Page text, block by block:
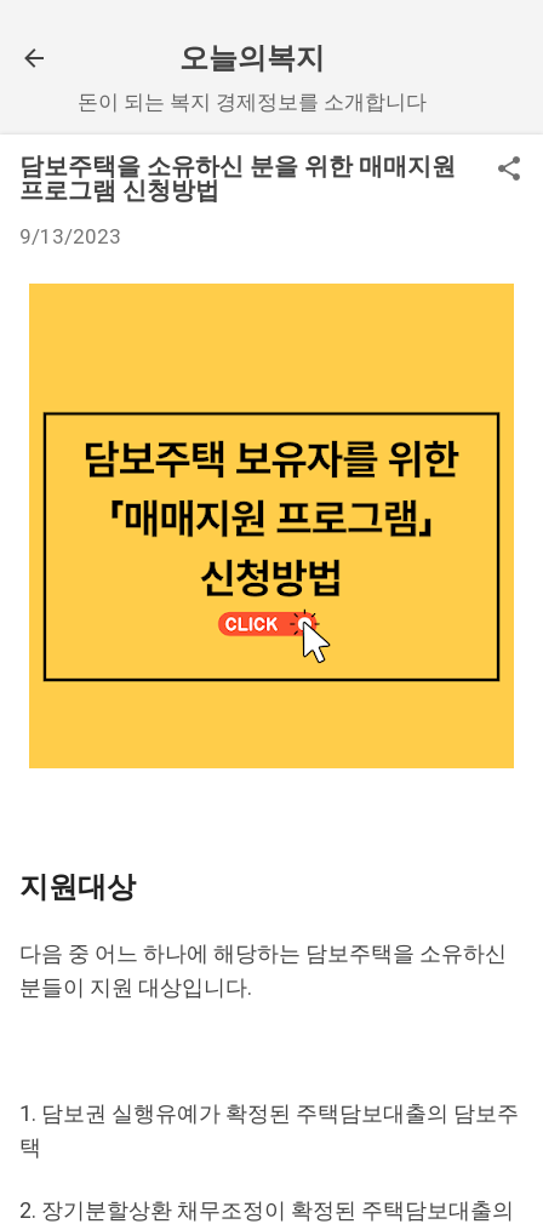
오늘의복지
돈이 되는 복지 경제정보를 소개합니다
담보주택을 소유하신 분을 위한 매매지원
프로그램 신청방법
9/13/2023
지원대상
다음 중 어느 하나에 해당하는 담보주택을 소유하신
분들이 지원 대상입니다.
1. 담보권 실행유예가 확정된 주택담보대출의 담보주
택
2. 장기분할상환 채무조정이 확정된 주택담보대출의